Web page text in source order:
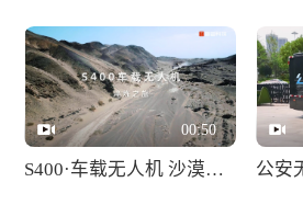
00:50
S400·车载无人机 沙漠淬炼之旅 公安